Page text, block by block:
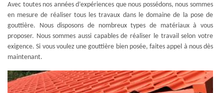
Avec toutes nos années d’expériences que nous possédons, nous sommes
en mesure de réaliser tous les travaux dans le domaine de la pose de
gouttière. Nous disposons de nombreux types de matériaux à vous
proposer. Nous sommes aussi capables de réaliser le travail selon votre
exigence. Si vous voulez une gouttière bien posée, faites appel à nous dès
maintenant.